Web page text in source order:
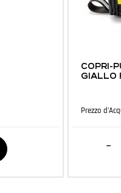
COPRI-
GIALLO
Prezzo